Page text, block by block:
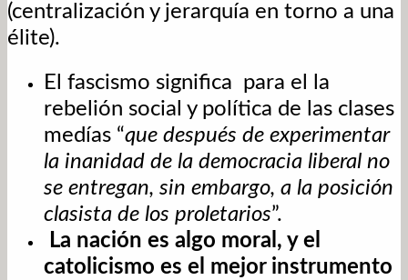
(centralización y jerarquía en torno a una
élite).
El fascismo significa para el la
rebelión social y política de las clases
medías “que después de experimentar
la inanidad de la democracia liberal no
se entregan, sin embargo, a la posición
clasista de los proletarios”.
La nación es algo moral, y el
catolicismo es el mejor instrumento